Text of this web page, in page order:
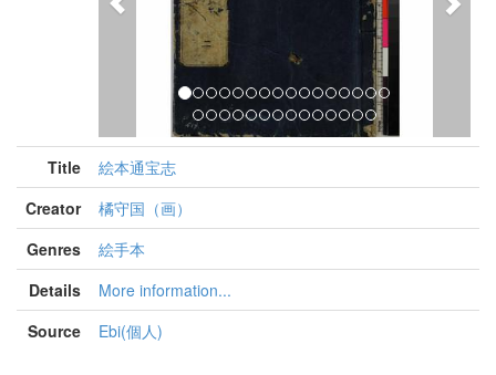
Title
絵本通宝志
Creator
橘守国（画）
Genres
絵手本
Details
More information...
Source
Ebi(個人)